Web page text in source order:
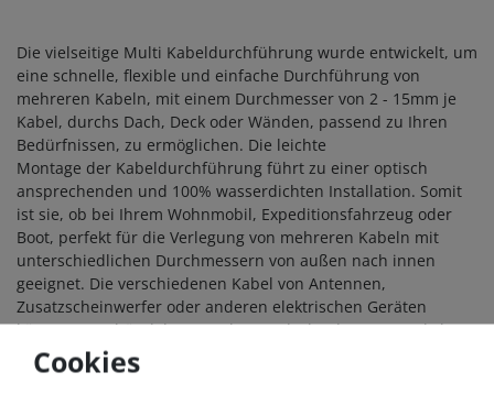
Die vielseitige Multi Kabeldurchführung wurde entwickelt, um
eine schnelle, flexible und einfache Durchführung von
mehreren Kabeln, mit einem Durchmesser von 2 - 15mm je
Kabel, durchs Dach, Deck oder Wänden, passend zu Ihren
Bedürfnissen, zu ermöglichen. Die leichte
Montage der Kabeldurchführung führt zu einer optisch
ansprechenden und 100% wasserdichten Installation. Somit
ist sie, ob bei Ihrem Wohnmobil, Expeditionsfahrzeug oder
Boot, perfekt für die Verlegung von mehreren Kabeln mit
unterschiedlichen Durchmessern von außen nach innen
geeignet. Die verschiedenen Kabel von Antennen,
Zusatzscheinwerfer oder anderen elektrischen Geräten
können so gebündelt vom Fahrzeugdach oder vom Deck Ihres
Bootes, ins Innere geführt werden. Das reduziert den
Installationsaufwand und verkürzt die Montagezeit.
Cookies